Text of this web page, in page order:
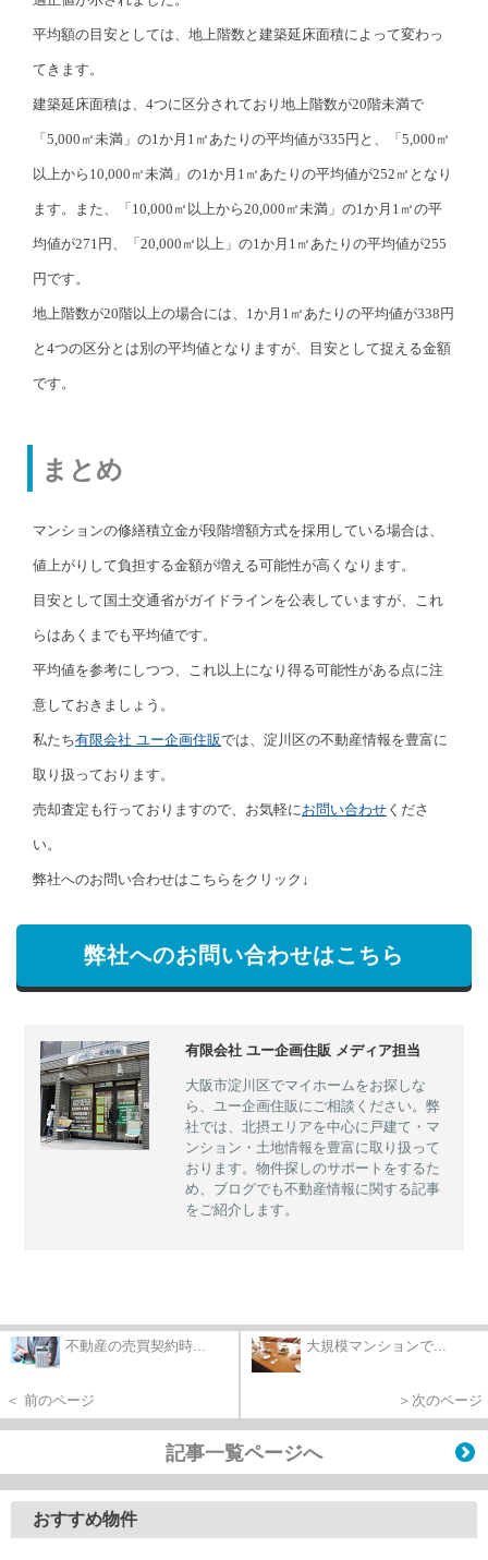
平均額の目安としては、地上階数と建築延床面積によって変わっ
てきます。
建築延床面積は、4つに区分されており地上階数が20階未満で
「5,000㎡未満」の1か月1㎡あたりの平均値が335円と、「5,000㎡
以上から10,000㎡未満」の1か月1㎡あたりの平均値が252㎡となり
ます。また、「10,000㎡以上から20,000㎡未満」の1か月1㎡の平
均値が271円、「20,000㎡以上」の1か月1㎡あたりの平均値が255
円です。
地上階数が20階以上の場合には、1か月1㎡あたりの平均値が338円
と4つの区分とは別の平均値となりますが、目安として捉える金額
です。
まとめ
マンションの修繕積立金が段階増額方式を採用している場合は、
値上がりして負担する金額が増える可能性が高くなります。
目安として国土交通省がガイドラインを公表していますが、これ
らはあくまでも平均値です。
平均値を参考にしつつ、これ以上になり得る可能性がある点に注
意しておきましょう。
私たち有限会社 ユー企画住販では、淀川区の不動産情報を豊富に
取り扱っております。
売却査定も行っておりますので、お気軽にお問い合わせ くださ
い。
弊社へのお問い合わせはこちらをクリック↓
弊社へのお問い合わせはこちら
有限会社 ユー企画住販 メディア担当
大阪市淀川区でマイホームをお探しな
ら、ユー企画住販にご相談ください。弊
社では、北摂エリアを中心に戸建て・マ
ンション・土地情報を豊富に取り扱って
おります。物件探しのサポートをするた
め、ブログでも不動産情報に関する記事
をご紹介します。
不動産の売買契約時...
＜ 前のページ
大規模マンションで...
＞次のページ
記事一覧ページへ
おすすめ物件